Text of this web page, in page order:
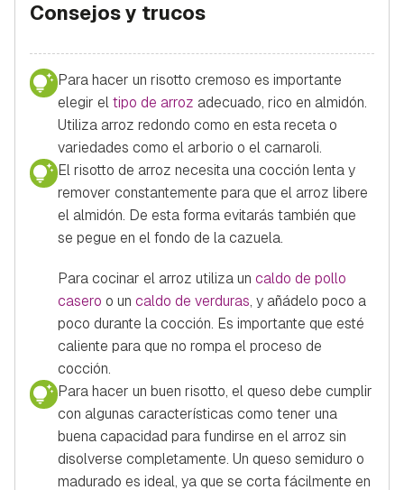
Consejos y trucos
Para hacer un risotto cremoso es importante
elegir eltipo de arroz adecuado, rico en almidón.
Utiliza arroz redondo como en esta receta o
variedades como el arborio o el carnaroli.
El risotto de arroz necesita una cocción lenta y
remover constantemente para que el arroz libere
el almidón. De esta forma evitarás también que
se pegue en el fondo de la cazuela.
Para cocinar el arroz utiliza un caldo de pollo
casero o un caldo de verduras, y añádelo poco a
poco durante la cocción. Es importante que esté
caliente para que no rompa el proceso de
cocción.
Para hacer un buen risotto, el queso debe cumplir
con algunas características como tener una
buena capacidad para fundirse en el arroz sin
disolverse completamente. Un queso semiduro o
madurado es ideal, ya que se corta fácilmente en